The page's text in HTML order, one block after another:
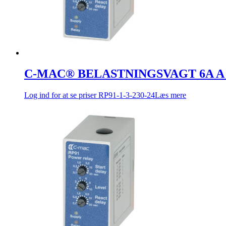
C-MAC® BELASTNINGSVAGT 6A
Log ind for at se priserRP91-1-3-230-24Læs mere